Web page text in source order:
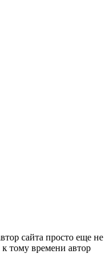
сайта просто еще не
тому времени автор